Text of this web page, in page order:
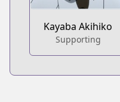
Kayaba Akihiko
Supporting